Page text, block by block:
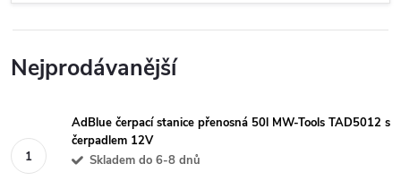
Nejprodávanější
AdBlue čerpací stanice přenosná 50l MW-Tools TAD5012 s
čerpadlem 12V
Skladem do 6-8 dnů